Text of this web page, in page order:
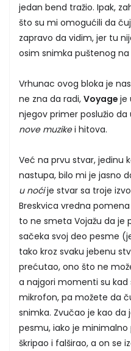
jedan bend tražio. Ipak,
što su mi omogućili da
zapravo da vidim, jer tu
osim snimka puštenog na
Vrhunac ovog bloka je
ne zna da radi, Voyage je
njegov primer poslužio
nove muzikei hitova.
Već na prvu stvar, jedinu
nastupa, bilo mi je jasno
u noćije stvar sa troje
Breskvica vredna
to ne smeta Vojažu da je
sačeka svoj deo pesme
tako kroz svaku jebenu
prećutao, ono što ne
a najgori momenti su kad
mikrofon, pa možete da
snimka. Zvučao je kao da
pesmu, iako je minimalno
škripao i falširao, a on se